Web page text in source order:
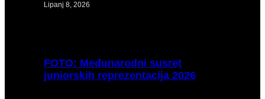
Lipanj 8, 2026
FOTO: Međunarodni susret
juniorskih reprezentacija 2026